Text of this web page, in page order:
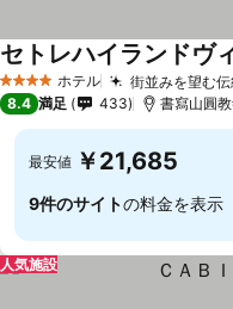
4 ホテルのランク
ホテル 街並みを望む
セトレハイランドヴ
8.4 満足 433 書寫山圓
最安値 ￥21,685
9件のサイトの料金を表示
人気施設